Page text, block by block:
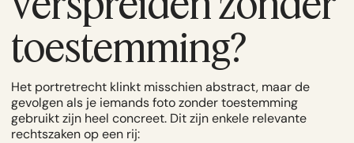
toestemming?
Het portretrecht klinkt misschien abstract, maar de
gevolgen als je iemands foto zonder toestemming
gebruikt zijn heel concreet. Dit zijn enkele relevante
rechtszaken op een rij: